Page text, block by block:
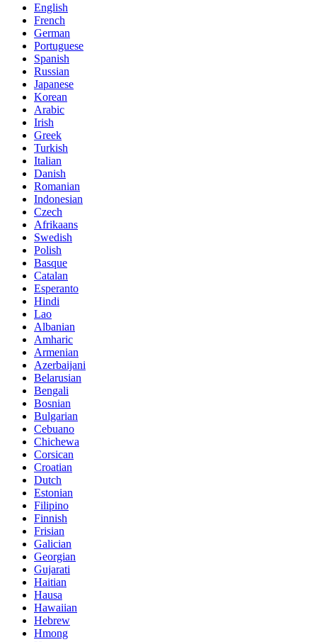
English
French
German
Portuguese
Spanish
Russian
Japanese
Korean
Arabic
Irish
Greek
Turkish
Italian
Danish
Romanian
Indonesian
Czech
Afrikaans
Swedish
Polish
Basque
Catalan
Esperanto
Hindi
Lao
Albanian
Amharic
Armenian
Azerbaijani
Belarusian
Bengali
Bosnian
Bulgarian
Cebuano
Chichewa
Corsican
Croatian
Dutch
Estonian
Filipino
Finnish
Frisian
Galician
Georgian
Gujarati
Haitian
Hausa
Hawaiian
Hebrew
Hmong